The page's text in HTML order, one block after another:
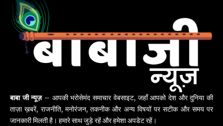
बाबा जी न्यूज़– आपकी भरोसेमंद समाचार वेबसाइट, जहाँ आपको देश और दुनिया की
ताज़ा ख़बरें, राजनीति, मनोरंजन, तकनीक और अन्य विषयों पर सटीक और समय पर
जानकारी मिलती है। हमारे साथ जुड़े रहें और हमेशा अपडेट रहें।